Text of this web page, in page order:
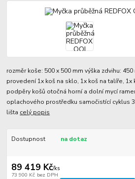
rozměr koše: 500 x 500 mm výška zdvihu:
provedení 1x koš na sklo, 1x koš na talíře,
podpěry košů otočná horní a dolní mycí
oplachového prostředku samočistící cyklus
lišta celý popis
Dostupnost na dotaz
89 419 Kč/ks
73 900 Kč bez DPH